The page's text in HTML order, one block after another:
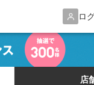
ロ
店